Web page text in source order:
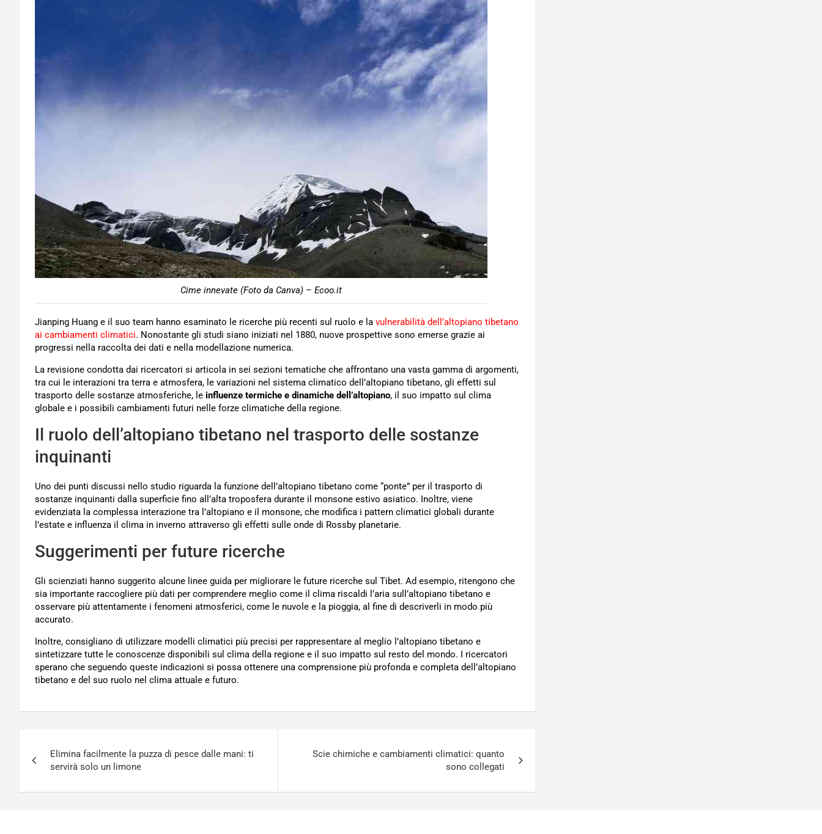
Cime innevate (Foto da Canva) – Ecoo.it
Jianping Huang e il suo team hanno esaminato le ricerche più recenti sul ruolo e la vulnerabilità dell’altopiano tibetano
ai cambiamenti climatici. Nonostante gli studi siano iniziati nel 1880, nuove prospettive sono emerse grazie ai
progressi nella raccolta dei dati e nella modellazione numerica.
La revisione condotta dai ricercatori si articola in sei sezioni tematiche che affrontano una vasta gamma di argomenti,
tra cui le interazioni tra terra e atmosfera, le variazioni nel sistema climatico dell’altopiano tibetano, gli effetti sul
trasporto delle sostanze atmosferiche, le influenze termiche e dinamiche dell’altopiano, il suo impatto sul clima
globale e i possibili cambiamenti futuri nelle forze climatiche della regione.
Il ruolo dell’altopiano tibetano nel trasporto delle sostanze
inquinanti
Uno dei punti discussi nello studio riguarda la funzione dell’altopiano tibetano come “ponte” per il trasporto di
sostanze inquinanti dalla superficie fino all’alta troposfera durante il monsone estivo asiatico. Inoltre, viene
evidenziata la complessa interazione tra l’altopiano e il monsone, che modifica i pattern climatici globali durante
l’estate e influenza il clima in inverno attraverso gli effetti sulle onde di Rossby planetarie.
Suggerimenti per future ricerche
Gli scienziati hanno suggerito alcune linee guida per migliorare le future ricerche sul Tibet. Ad esempio, ritengono che
sia importante raccogliere più dati per comprendere meglio come il clima riscaldi l’aria sull’altopiano tibetano e
osservare più attentamente i fenomeni atmosferici, come le nuvole e la pioggia, al fine di descriverli in modo più
accurato.
Inoltre, consigliano di utilizzare modelli climatici più precisi per rappresentare al meglio l’altopiano tibetano e
sintetizzare tutte le conoscenze disponibili sul clima della regione e il suo impatto sul resto del mondo. I ricercatori
sperano che seguendo queste indicazioni si possa ottenere una comprensione più profonda e completa dell’altopiano
tibetano e del suo ruolo nel clima attuale e futuro.
articoli
Elimina facilmente la puzza di pesce dalle mani: ti
servirà solo un limone
Scie chimiche e cambiamenti climatici: quanto
sono collegati